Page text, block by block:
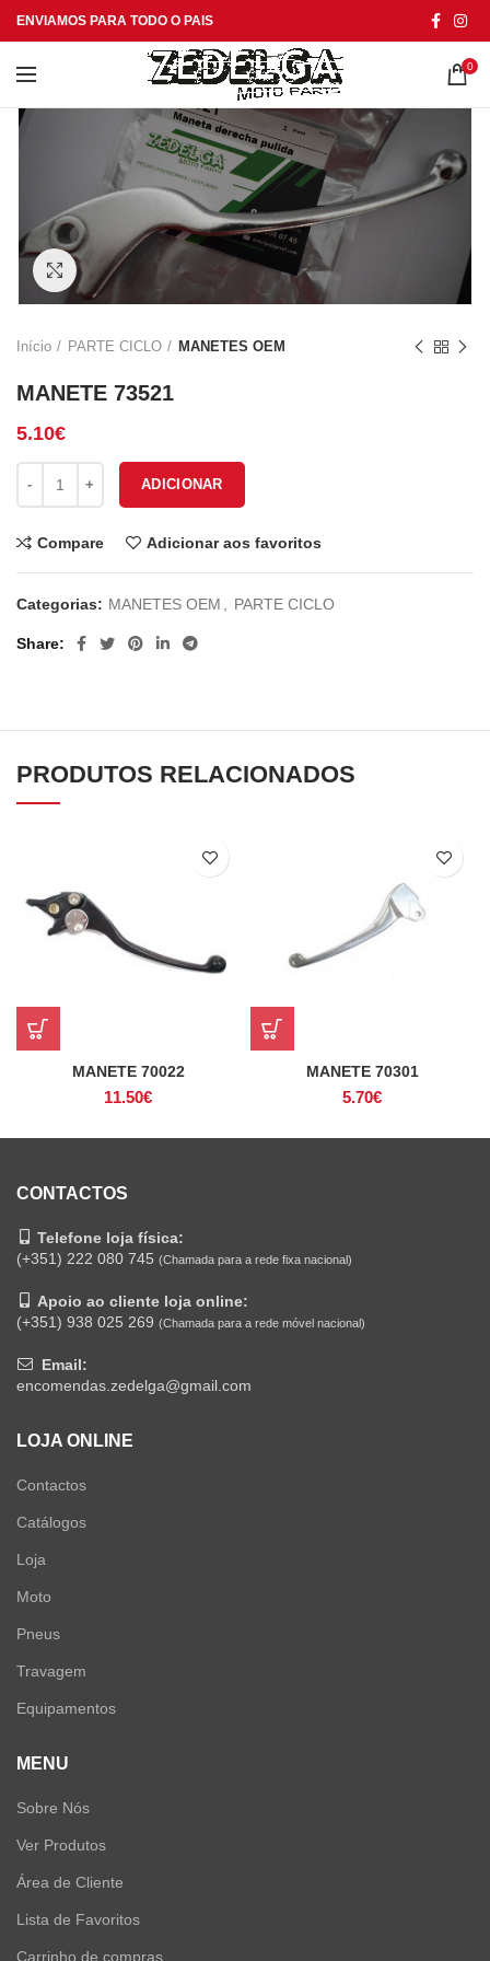
ENVIAMOS PARA TODO O PAIS
0
Click to enlarge
Início PARTE CICLO MANETES OEM
MANETE 73521
5.10€
ADICIONAR
Compare Adicionar aos favoritos
Categorias: MANETES OEM , PARTE CICLO
Share
PRODUTOS RELACIONADOS
MANETE 70022
11.50€
MANETE 70301
5.70€
CONTACTOS
Telefone loja física:
(+351) 222 080 745 (Chamada para a rede fixa nacional)
Apoio ao cliente loja online:
(+351) 938 025 269 (Chamada para a rede móvel nacional)
Email:
encomendas.zedelga@gmail.com
LOJA ONLINE
Contactos
Catálogos
Loja
Moto
Pneus
Travagem
Equipamentos
MENU
Sobre Nós
Ver Produtos
Área de Cliente
Lista de Favoritos
Carrinho de compras